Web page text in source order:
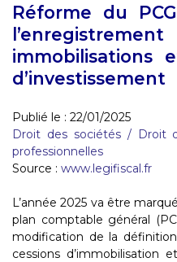
Réforme du
immobilisations
d’investissement
Publié le : 22/01/2025
Droit des sociétés/ Droit
professionnelles
Source : www.legifiscal.fr
L’année 2025 va être
plan comptable général
modification de la
cessions d’immobilisation